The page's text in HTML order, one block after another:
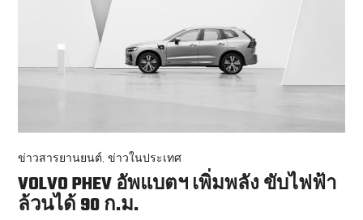
ข่าวสารยานยนต์,ข่าวในประเทศ
VOLVO PHEV อัพแบตฯ เพิ่มพลัง ขับไฟฟ้า
ล้วนได้ 90 ก.ม.